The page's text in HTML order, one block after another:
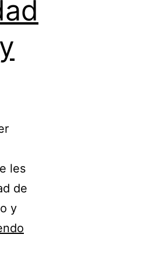
les
de
y